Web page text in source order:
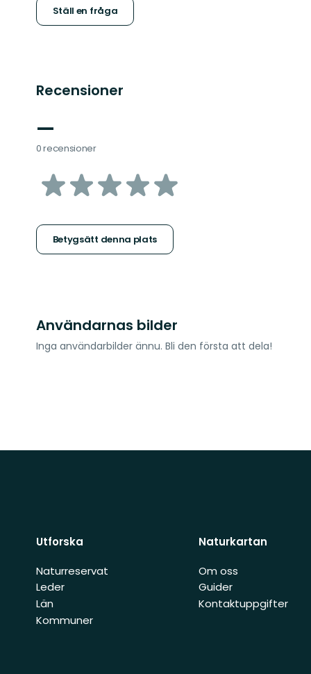
Ställ en fråga
Recensioner
—
0 recensioner
av
stjärnor
Betygsätt denna plats
Användarnas bilder
Inga användarbilder ännu. Bli den första att dela!
Utforska
Naturreservat
Leder
Län
Kommuner
Naturkartan
Om oss
Guider
Kontaktuppgifter